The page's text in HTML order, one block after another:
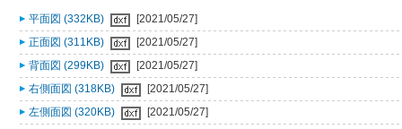
平面図 (332KB)
[2021/05/27]
正面図 (311KB)
[2021/05/27]
背面図 (299KB)
[2021/05/27]
右側面図 (318KB)
[2021/05/27]
左側面図 (320KB)
[2021/05/27]